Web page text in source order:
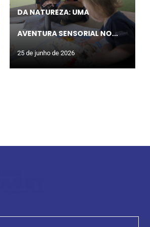
DA NATUREZA: UMA
AVENTURA SENSORIAL NO...
25 de junho de 2026